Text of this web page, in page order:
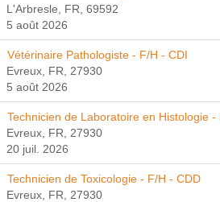
L'Arbresle, FR, 69592
5 août 2026
Vétérinaire Pathologiste - F/H - CDI
Evreux, FR, 27930
5 août 2026
Technicien de Laboratoire en Histologie -
Evreux, FR, 27930
20 juil. 2026
Technicien de Toxicologie - F/H - CDD
Evreux, FR, 27930